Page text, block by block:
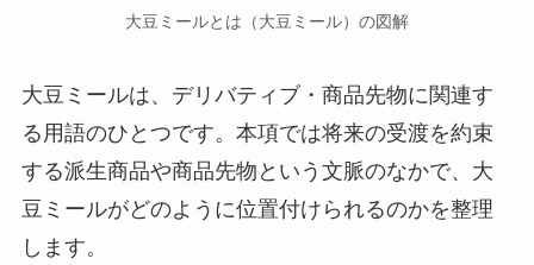
大豆ミールとは（大豆ミール）の図解
大豆ミールは、デリバティブ・商品先物に関連す
る用語のひとつです。本項では将来の受渡を約束
する派生商品や商品先物という文脈のなかで、大
豆ミールがどのように位置付けられるのかを整理
します。